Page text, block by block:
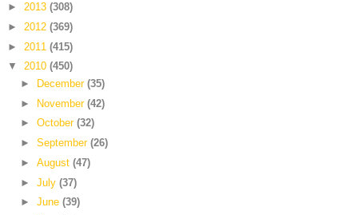
► 2013 (308)
► 2012 (369)
► 2011 (415)
▼ 2010 (450)
►
December (35)
► November (42)
► October (32)
► September (26)
► August (47)
► July (37)
► June (39)